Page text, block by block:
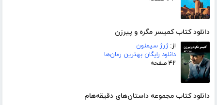
دانلود کتاب کمیسر مگره و پیرزن
از:ژرژ سیمنون
دانلود رایگان بهترین رمان‌ها
۴۲ صفحه
دانلود کتاب مجموعه داستان‌های دقیقه‌هام